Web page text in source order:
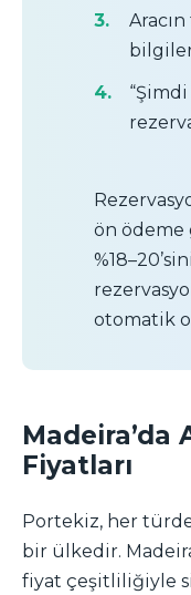
ön
otomatik
Madeira’da
Fiyatları
Portekiz, her
bir ülkedir.
fiyat çeşitliliğiyle